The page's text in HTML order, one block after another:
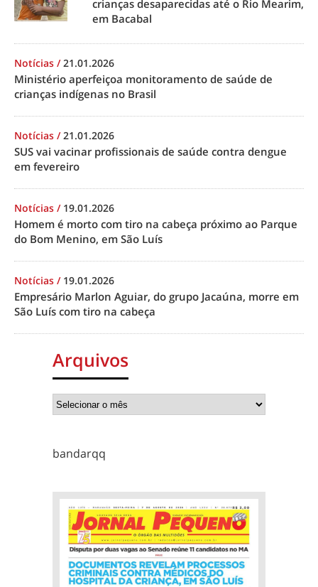
crianças desaparecidas até o Rio Mearim,
em Bacabal
Notícias /21.01.2026
Ministério aperfeiçoa monitoramento de saúde de
crianças indígenas no Brasil
Notícias /21.01.2026
SUS vai vacinar profissionais de saúde contra dengue
em fevereiro
Notícias / 19.01.2026
Homem é morto com tiro na cabeça próximo ao Parque
do Bom Menino, em São Luís
Notícias / 19.01.2026
Empresário Marlon Aguiar, do grupo Jacaúna, morre em
São Luís com tiro na cabeça
Arquivos
bandarqq